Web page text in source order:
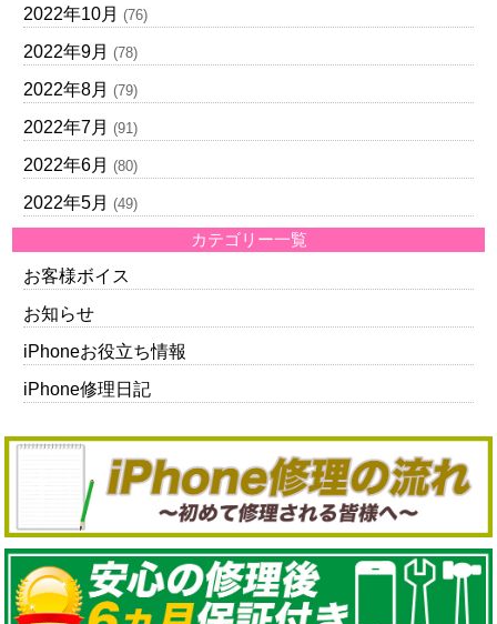
2022年10月 (76)
2022年9月 (78)
2022年8月 (79)
2022年7月 (91)
2022年6月 (80)
2022年5月 (49)
カテゴリー一覧
お客様ボイス
お知らせ
iPhoneお役立ち情報
iPhone修理日記